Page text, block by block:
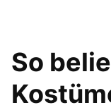
So